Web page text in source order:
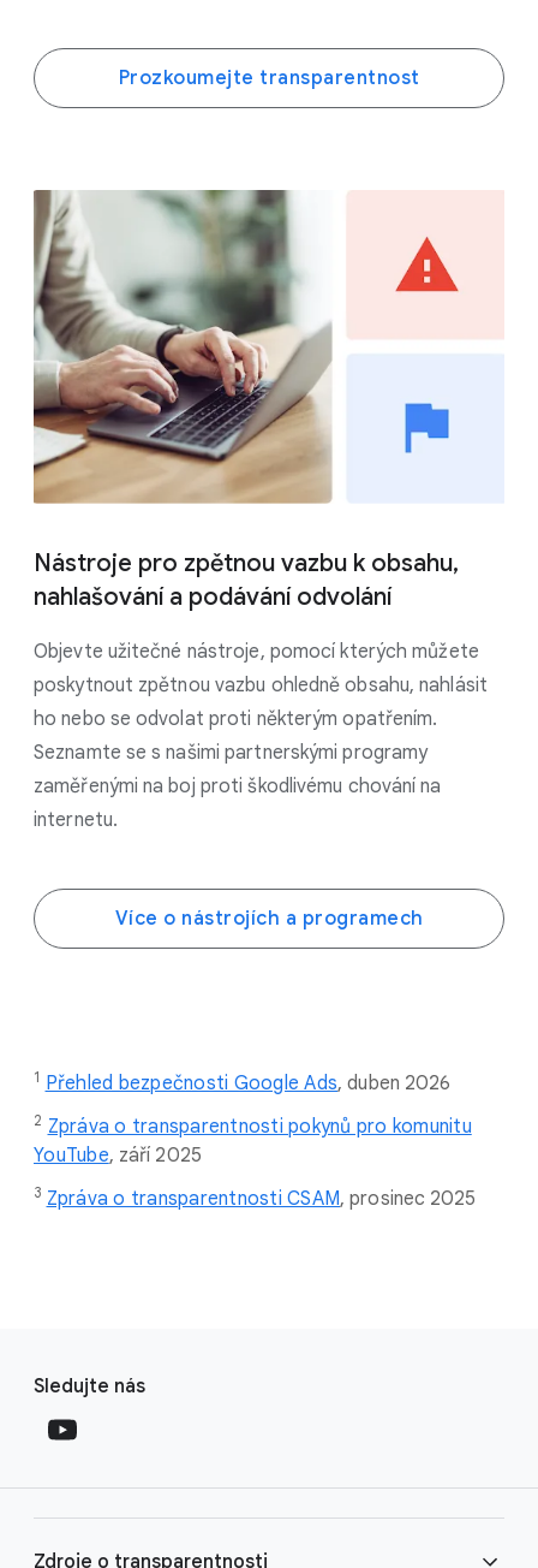
Prozkoumejte transparentnost
Nástroje pro zpětnou vazbu k obsahu,
nahlašování a podávání odvolání
Objevte užitečné nástroje, pomocí kterých můžete
poskytnout zpětnou vazbu ohledně obsahu, nahlásit
ho nebo se odvolat proti některým opatřením.
Seznamte se s našimi partnerskými programy
zaměřenými na boj proti škodlivému chování na
internetu.
Více o nástrojích a programech
1 Přehled bezpečnosti Google Ads, duben 2026
2 Zpráva o transparentnosti pokynů pro komunitu
YouTube, září 2025
3 Zpráva o transparentnosti CSAM, prosinec 2025
S
a
l
Sledujte nás
Zdroje o transparentnosti